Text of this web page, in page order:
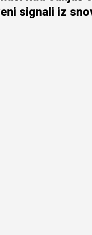
signali iz